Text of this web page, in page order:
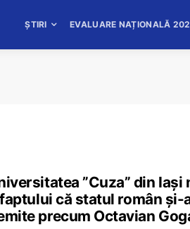
ȘTIRI EVALUARE NAȚIONALĂ
”Cuza” din
că statul român și-
precum Octavian